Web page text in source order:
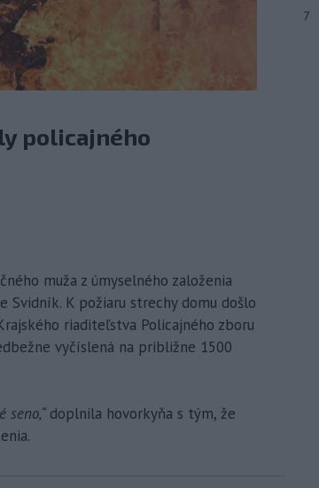
policajného
muža z úmyselného založenia
Svidník. K požiaru strechy domu došlo
riaditeľstva Policajného zboru
vyčíslená na približne 1500
seno,“ doplnila hovorkyňa s tým, že
7